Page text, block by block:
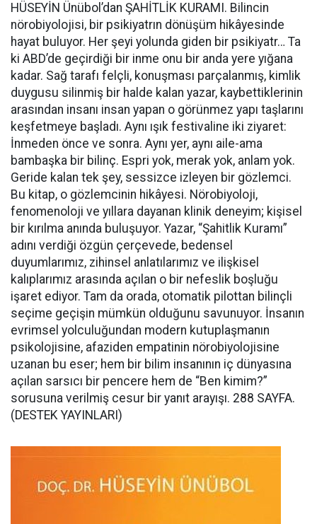
HÜSEYİN Ünübol’dan ŞAHİTLİK KURAMI. Bilincin
nörobiyolojisi, bir psikiyatrın dönüşüm hikâyesinde
hayat buluyor. Her şeyi yolunda giden bir psikiyatr… Ta
ki ABD’de geçirdiği bir inme onu bir anda yere yığana
kadar. Sağ tarafı felçli, konuşması parçalanmış, kimlik
duygusu silinmiş bir halde kalan yazar, kaybettiklerinin
arasından insanı insan yapan o görünmez yapı taşlarını
keşfetmeye başladı. Aynı ışık festivaline iki ziyaret:
İnmeden önce ve sonra. Aynı yer, aynı aile-ama
bambaşka bir bilinç. Espri yok, merak yok, anlam yok.
Geride kalan tek şey, sessizce izleyen bir gözlemci.
Bu kitap, o gözlemcinin hikâyesi. Nörobiyoloji,
fenomenoloji ve yıllara dayanan klinik deneyim; kişisel
bir kırılma anında buluşuyor. Yazar, “Şahitlik Kuramı”
adını verdiği özgün çerçevede, bedensel
duyumlarımız, zihinsel anlatılarımız ve ilişkisel
kalıplarımız arasında açılan o bir nefeslik boşluğu
işaret ediyor. Tam da orada, otomatik pilottan bilinçli
seçime geçişin mümkün olduğunu savunuyor. İnsanın
evrimsel yolculuğundan modern kutuplaşmanın
psikolojisine, afaziden empatinin nörobiyolojisine
uzanan bu eser; hem bir bilim insanının iç dünyasına
açılan sarsıcı bir pencere hem de “Ben kimim?”
sorusuna verilmiş cesur bir yanıt arayışı. 288 SAYFA.
(DESTEK YAYINLARI)